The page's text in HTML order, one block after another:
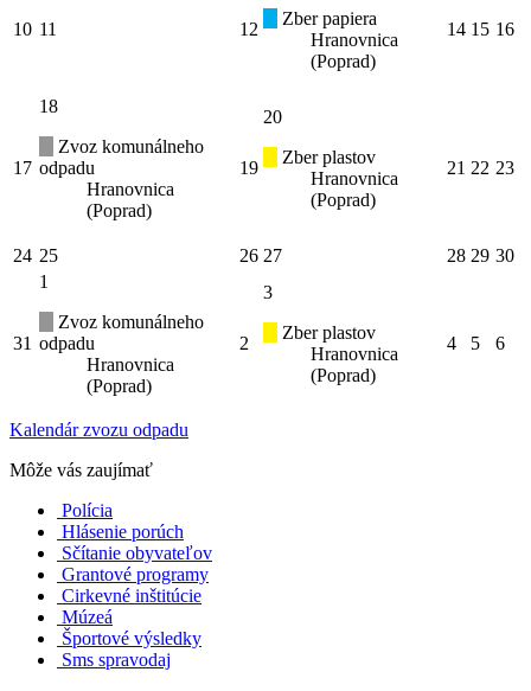
10 11 12
Zber papiera
Hranovnica
(Poprad)
14 15 16
17
18
Zvoz komunálneho
odpadu
Hranovnica
(Poprad)
19
20
Zber plastov
Hranovnica
(Poprad)
21 22 23
24 25 26 27 28 29 30
31
1
Zvoz komunálneho
odpadu
Hranovnica
(Poprad)
2
3
Zber plastov
Hranovnica
(Poprad)
4 5 6
Kalendár zvozu odpadu
Môže vás zaujímať
Polícia
Hlásenie porúch
Sčítanie obyvateľov
Grantové programy
Cirkevné inštitúcie
Múzeá
Športové výsledky
Sms spravodaj